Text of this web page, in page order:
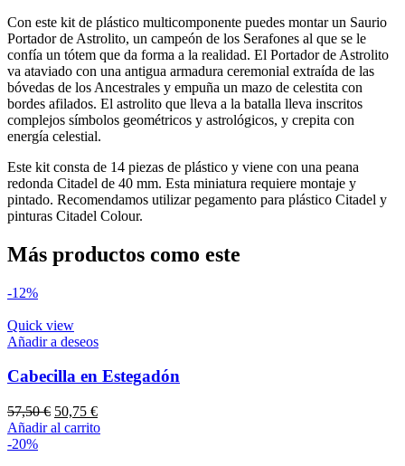
Con este kit de plástico multicomponente puedes montar un Saurio
Portador de Astrolito, un campeón de los Serafones al que se le
confía un tótem que da forma a la realidad. El Portador de Astrolito
va ataviado con una antigua armadura ceremonial extraída de las
bóvedas de los Ancestrales y empuña un mazo de celestita con
bordes afilados. El astrolito que lleva a la batalla lleva inscritos
complejos símbolos geométricos y astrológicos, y crepita con
energía celestial.
Este kit consta de 14 piezas de plástico y viene con una peana
redonda Citadel de 40 mm. Esta miniatura requiere montaje y
pintado. Recomendamos utilizar pegamento para plástico Citadel y
pinturas Citadel Colour.
Más productos como este
-12%
Quick view
Añadir a deseos
Cabecilla en Estegadón
57,50€ El
precio
50,75 €El
precio
Añadir al carrito
-20%